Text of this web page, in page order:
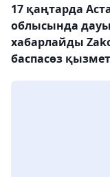
17 қаңтарда
облысында
хабарлайды
баспасөз